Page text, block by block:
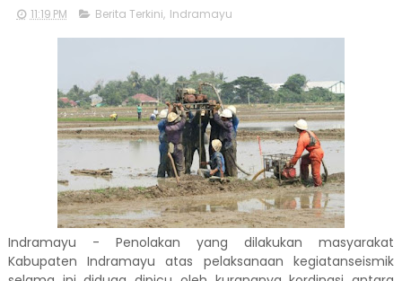
11:19 PM Berita Terkini, Indramayu
Indramayu - Penolakan yang dilakukan masyarakat
Kabupaten Indramayu atas pelaksanaan kegiatanseismik